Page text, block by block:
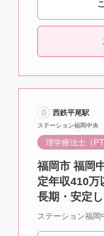
西鉄平尾駅
ステーション福岡中央
理学療法士（PT
福岡市 福岡
定年収410万
長期・安定
ステーション福岡